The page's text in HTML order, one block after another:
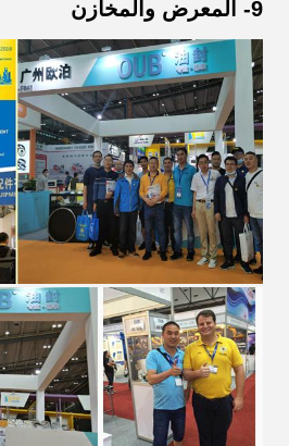
9- المعرض والمخازن